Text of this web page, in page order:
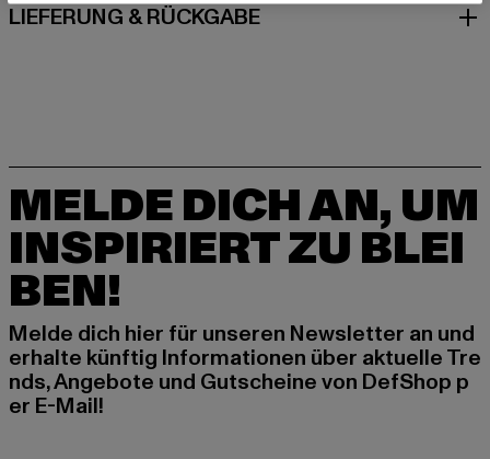
LIEFERUNG & RÜCKGABE
MELDE DICH AN, UM
INSPIRIERT ZU BLEI
BEN!
Melde dich hier für unseren Newsletter an und
erhalte künftig Informationen über aktuelle Tre
nds, Angebote und Gutscheine von DefShop p
er E-Mail!